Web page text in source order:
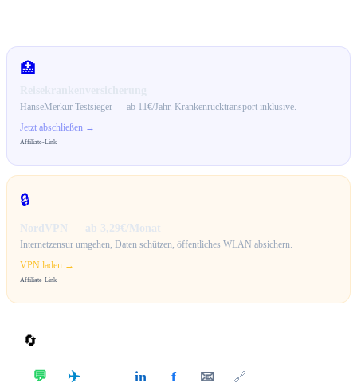
🏥
HanseMerkur Testsieger — ab 11€/Jahr. Krankenrücktransport inklusive.
Jetzt abschließen →
Affiliate-Link
🔒
NordVPN — ab 3,29€/Monat
Internetzensur umgehen, Daten schützen, öffentliches WLAN absichern.
VPN laden →
Affiliate-Link
🔄
💬 ✈️ in f 📧 🔗